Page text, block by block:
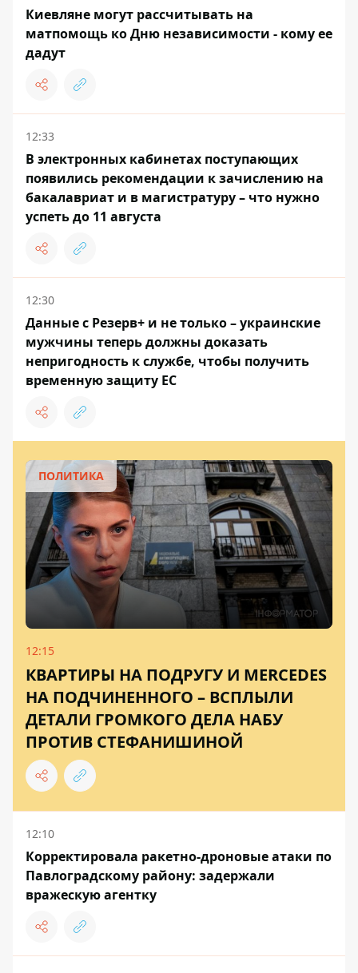
Киевляне могут рассчитывать на
матпомощь ко Дню независимости - кому ее
дадут
12:33
В электронных кабинетах поступающих
появились рекомендации к зачислению на
бакалавриат и в магистратуру – что нужно
успеть до 11 августа
12:30
Данные с Резерв+ и не только – украинские
мужчины теперь должны доказать
непригодность к службе, чтобы получить
временную защиту ЕС
ПОЛИТИКА
12:15
КВАРТИРЫ НА ПОДРУГУ И MERCEDES
НА ПОДЧИНЕННОГО – ВСПЛЫЛИ
ДЕТАЛИ ГРОМКОГО ДЕЛА НАБУ
ПРОТИВ СТЕФАНИШИНОЙ
12:10
Корректировала ракетно-дроновые атаки по
Павлоградскому району: задержали
вражескую агентку